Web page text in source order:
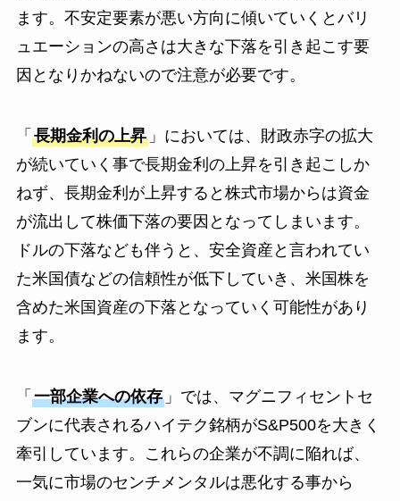
ます。不安定要素が悪い方向に傾いていくとバリ
ュエーションの高さは大きな下落を引き起こす要
因となりかねないので注意が必要です。
「 長期金利の上昇」においては、財政赤字の拡大
が続いていく事で長期金利の上昇を引き起こしか
ねず、長期金利が上昇すると株式市場からは資金
が流出して株価下落の要因となってしまいます。
ドルの下落なども伴うと、安全資産と言われてい
た米国債などの信頼性が低下していき、米国株を
含めた米国資産の下落となっていく可能性があり
ます。
「 一部企業への依存」では、マグニフィセントセ
ブンに代表されるハイテク銘柄がS&P500を大きく
牽引しています。これらの企業が不調に陥れば、
一気に市場のセンチメンタルは悪化する事から